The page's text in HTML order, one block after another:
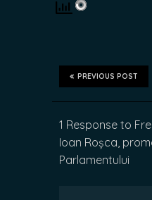
PREVIOUS POST
1 Response to
Ioan Roșca,
Parlamentului